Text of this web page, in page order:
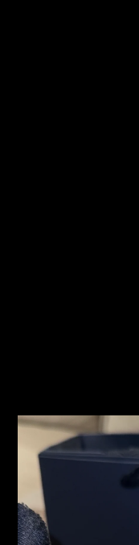
PRODUCT
INFORMATION